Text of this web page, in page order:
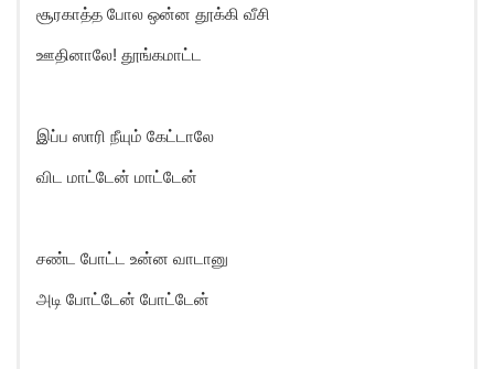
சூரகாத்த போல ஒன்ன தூக்கி வீசி
ஊதினாலே! தூங்கமாட்ட
இப்ப ஸாரி நீயும் கேட்டாலே
விட மாட்டேன் மாட்டேன்
சண்ட போட்ட உன்ன வாடானு
அடி போட்டேன் போட்டேன்